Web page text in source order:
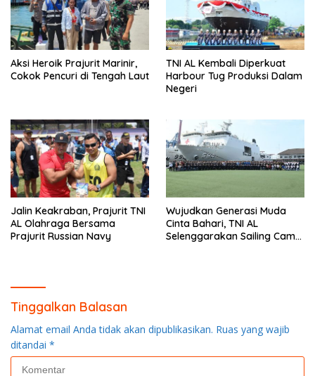
Aksi Heroik Prajurit Marinir,
Cokok Pencuri di Tengah Laut
TNI AL Kembali Diperkuat
Harbour Tug Produksi Dalam
Negeri
Jalin Keakraban, Prajurit TNI
AL Olahraga Bersama
Prajurit Russian Navy
Wujudkan Generasi Muda
Cinta Bahari, TNI AL
Selenggarakan Sailing Camp
Tinggalkan Balasan
Alamat email Anda tidak akan dipublikasikan. Ruas yang wajib
ditandai *